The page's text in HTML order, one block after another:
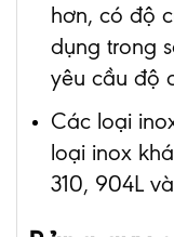
hơn, có độ
dụng trong
yêu cầu độ
Các loại
loại inox
310, 904L